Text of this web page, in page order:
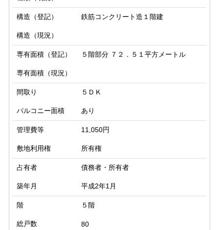
構造（登記） 鉄筋コンクリート造１階建
構造（現況）
専有面積（登記） ５階部分 ７２．５１平方メートル
専有面積（現況）
間取り ５ＤＫ
バルコニー面積 あり
管理費等 11,050円
敷地利用権 所有権
占有者 債務者・所有者
築年月 平成2年1月
階 ５階
総戸数 80